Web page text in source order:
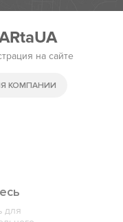
на сайте
КОМПАНИИ
длядля